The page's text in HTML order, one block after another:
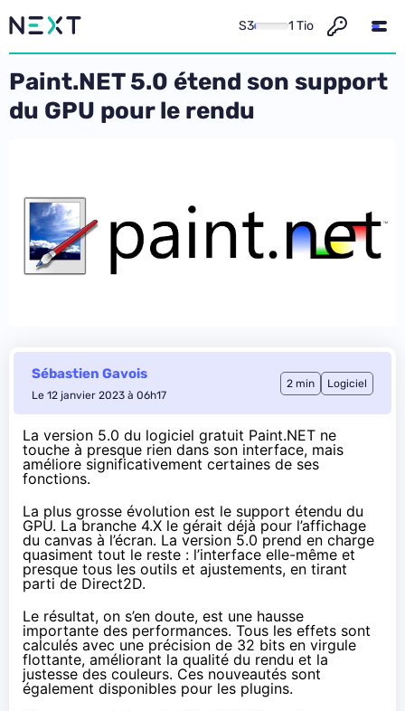
S3 1 Tio
Paint.NET 5.0 étend son support
du GPU pour le rendu
Sébastien Gavois
Le 12 janvier 2023 à 06h17
2 min Logiciel
La version 5.0 du logiciel gratuit Paint.NET ne
touche à presque rien dans son interface, mais
améliore significativement certaines de ses
fonctions.
La plus grosse évolution est le support étendu du
GPU. La branche 4.X le gérait déjà pour l’affichage
du canvas à l’écran. La version 5.0 prend en charge
quasiment tout le reste : l’interface elle-même et
presque tous les outils et ajustements, en tirant
parti de Direct2D.
Le résultat, on s’en doute, est une hausse
importante des performances. Tous les effets sont
calculés avec une précision de 32 bits en virgule
flottante, améliorant la qualité du rendu et la
justesse des couleurs. Ces nouveautés sont
également disponibles pour les plugins.